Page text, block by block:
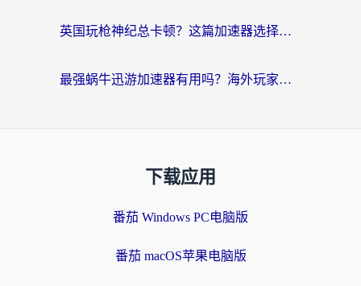
英国玩枪神纪总卡顿？这篇加速器选择指南帮你告别延迟（附实测推荐）
最强蜗牛迅游加速器有用吗？海外玩家国服游戏加速避坑指南（附德国玩忍者必须死3流星蝴蝶剑解决办法）
下载应用
番茄 Windows PC电脑版
番茄 macOS苹果电脑版